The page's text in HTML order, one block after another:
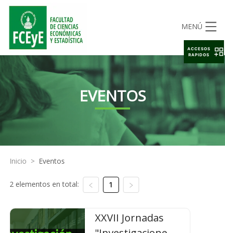
MENÚ
EVENTOS
Inicio > Eventos
2 elementos en total: 1
XXVII Jornadas
ACCESOS
RAPIDOS